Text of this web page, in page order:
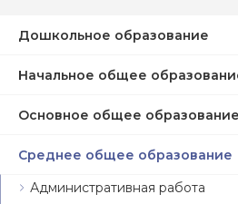
Дошкольное образование
Начальное общее
Основное общее образование
Среднее общее образование
Административная работа